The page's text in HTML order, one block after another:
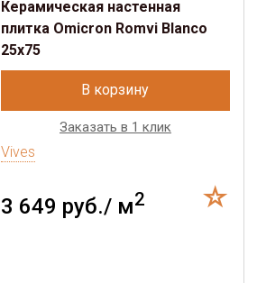
Керамическая настенная
плитка Omicron Romvi Blanco
25x75
В корзину
Заказать в 1 клик
Vives
3 649 руб./ м2